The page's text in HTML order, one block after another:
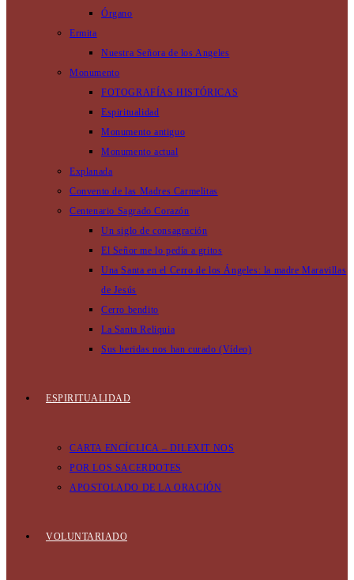
Órgano
Ermita
Nuestra Señora de los Angeles
Monumento
FOTOGRAFÍAS HISTÓRICAS
Espiritualidad
Monumento antiguo
Monumento actual
Explanada
Convento de las Madres Carmelitas
Centenario Sagrado Corazón
Un siglo de consagración
El Señor me lo pedía a gritos
Una Santa en el Cerro de los Ángeles: la madre Maravillas
de Jesús
Cerro bendito
La Santa Reliquia
Sus heridas nos han curado (Vídeo)
ESPIRITUALIDAD
CARTA ENCÍCLICA – DILEXIT NOS
POR LOS SACERDOTES
APOSTOLADO DE LA ORACIÓN
VOLUNTARIADO